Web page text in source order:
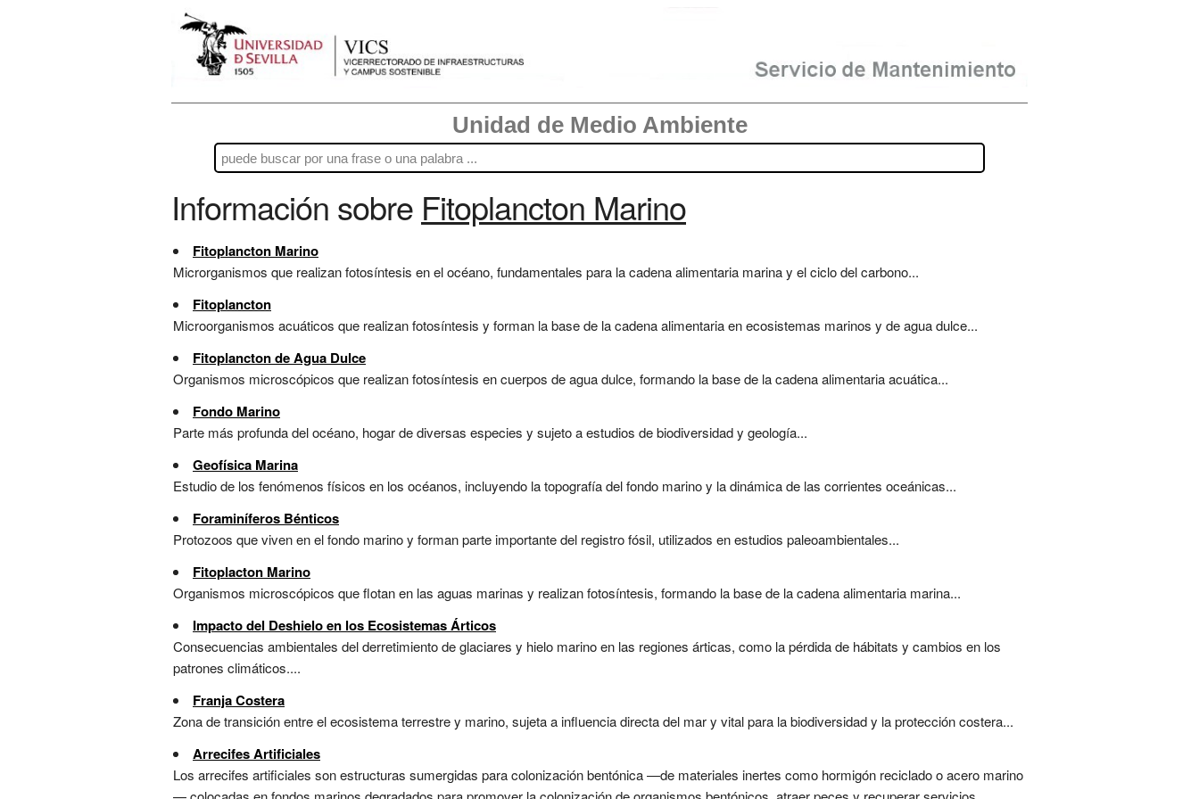
Unidad de Medio Ambiente
Información sobre Fitoplancton Marino
Fitoplancton Marino
Microrganismos que realizan fotosíntesis en el océano, fundamentales para la cadena alimentaria marina y el ciclo del carbono...
Fitoplancton
Microorganismos acuáticos que realizan fotosíntesis y forman la base de la cadena alimentaria en ecosistemas marinos y de agua dulce...
Fitoplancton de Agua Dulce
Organismos microscópicos que realizan fotosíntesis en cuerpos de agua dulce, formando la base de la cadena alimentaria acuática...
Fondo Marino
Parte más profunda del océano, hogar de diversas especies y sujeto a estudios de biodiversidad y geología...
Geofísica Marina
Estudio de los fenómenos físicos en los océanos, incluyendo la topografía del fondo marino y la dinámica de las corrientes oceánicas...
Foraminíferos Bénticos
Protozoos que viven en el fondo marino y forman parte importante del registro fósil, utilizados en estudios paleoambientales...
Fitoplacton Marino
Organismos microscópicos que flotan en las aguas marinas y realizan fotosíntesis, formando la base de la cadena alimentaria marina...
Impacto del Deshielo en los Ecosistemas Árticos
Consecuencias ambientales del derretimiento de glaciares y hielo marino en las regiones árticas, como la pérdida de hábitats y cambios en los
patrones climáticos....
Franja Costera
Zona de transición entre el ecosistema terrestre y marino, sujeta a influencia directa del mar y vital para la biodiversidad y la protección costera...
Arrecifes Artificiales
Los arrecifes artificiales son estructuras sumergidas para colonización bentónica —de materiales inertes como hormigón reciclado o acero marino